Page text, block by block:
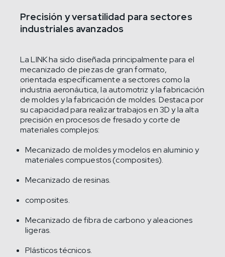
Precisión y versatilidad para sectores
industriales avanzados
La LINK ha sido diseñada principalmente para el
mecanizado de piezas de gran formato,
orientada específicamente a sectores como la
industria aeronáutica, la automotriz y la fabricación
de moldes y la fabricación de moldes. Destaca por
su capacidad para realizar trabajos en 3D y la alta
precisión en procesos de fresado y corte de
materiales complejos:
Mecanizado de moldes y modelos en aluminio y
materiales compuestos (composites).
Mecanizado de resinas.
composites.
Mecanizado de fibra de carbono y aleaciones
ligeras.
Plásticos técnicos.